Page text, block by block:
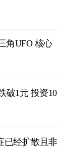
角UFO 核心
破1元 投资10
已经扩散且非